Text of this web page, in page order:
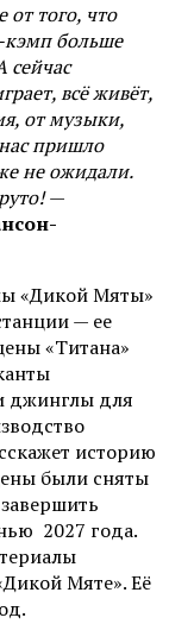
того, что
кэмп больше
сейчас
всё живёт,
от музыки,
пришло
не ожидали.
—
«Дикой Мяты»
— ее
«Титана»
джинглы для
историю
были сняты
2027 года.
Мяте». Её